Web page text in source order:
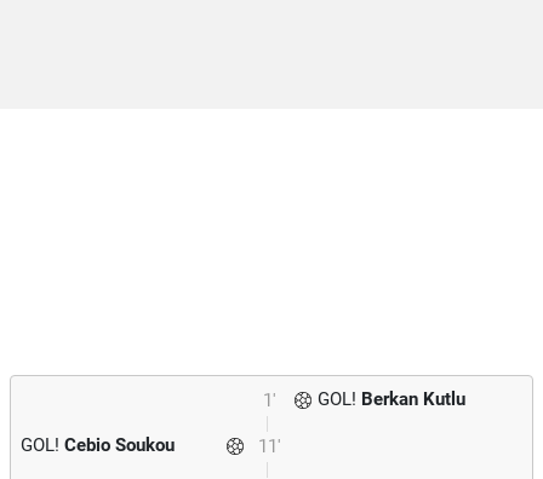
1' GOL! Berkan Kutlu
11'
GOL! Cebio Soukou